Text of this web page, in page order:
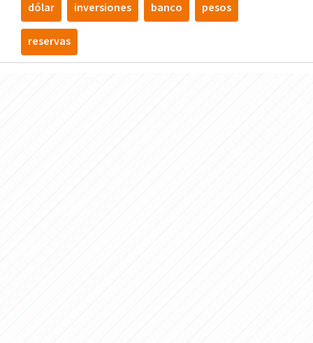
dólar inversiones banco pesos
reservas